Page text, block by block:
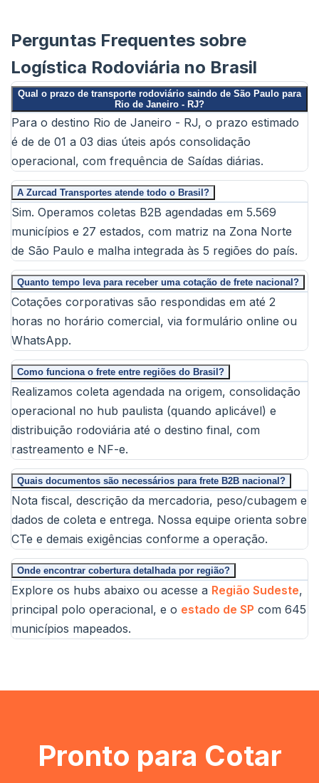
Perguntas Frequentes sobre
Logística Rodoviária no Brasil
Qual o prazo de transporte rodoviário saindo de São Paulo para
Rio de Janeiro - RJ?
Para o destino Rio de Janeiro - RJ, o prazo estimado
é de de 01 a 03 dias úteis após consolidação
operacional, com frequência de Saídas diárias.
A Zurcad Transportes atende todo o Brasil?
Sim. Operamos coletas B2B agendadas em 5.569
municípios e 27 estados, com matriz na Zona Norte
de São Paulo e malha integrada às 5 regiões do país.
Quanto tempo leva para receber uma cotação de frete nacional?
Cotações corporativas são respondidas em até 2
horas no horário comercial, via formulário online ou
WhatsApp.
Como funciona o frete entre regiões do Brasil?
Realizamos coleta agendada na origem, consolidação
operacional no hub paulista (quando aplicável) e
distribuição rodoviária até o destino final, com
rastreamento e NF-e.
Quais documentos são necessários para frete B2B nacional?
Nota fiscal, descrição da mercadoria, peso/cubagem e
dados de coleta e entrega. Nossa equipe orienta sobre
CTe e demais exigências conforme a operação.
Onde encontrar cobertura detalhada por região?
Explore os hubs abaixo ou acesse a Região Sudeste,
principal polo operacional, e o estado de SP com 645
municípios mapeados.
Pronto para Cotar